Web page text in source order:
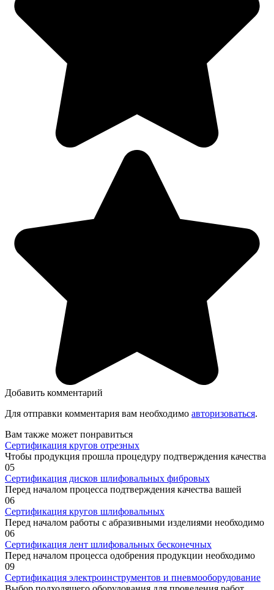
Добавить комментарий
Для отправки комментария вам необходимо авторизоваться.
Вам также может понравиться
Сертификация кругов отрезных
Чтобы продукция прошла процедуру подтверждения качества
05
Сертификация дисков шлифовальных фибровых
Перед началом процесса подтверждения качества вашей
06
Сертификация кругов шлифовальных
Перед началом работы с абразивными изделиями необходимо
06
Сертификация лент шлифовальных бесконечных
Перед началом процесса одобрения продукции необходимо
09
Сертификация электроинструментов и пневмооборудование